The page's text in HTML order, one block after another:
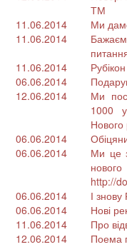
ТМ
11.06.2014
Ми
11.06.2014
11.06.2014
06.06.2014
12.06.2014
Ми
1000
Нового
06.06.2014
06.06.2014
Ми це
http://
06.06.2014
І
06.06.2014
Нові
11.06.2014
Про
12.06.2014
Поема